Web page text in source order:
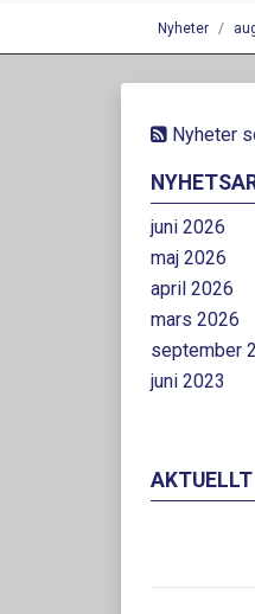
Nyheter
Nyheter
juni 2026
maj 2026
april 2026
mars 2026
september
juni 2023
AKTUELLT